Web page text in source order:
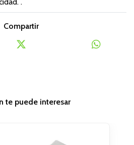
Compartir
te puede interesar